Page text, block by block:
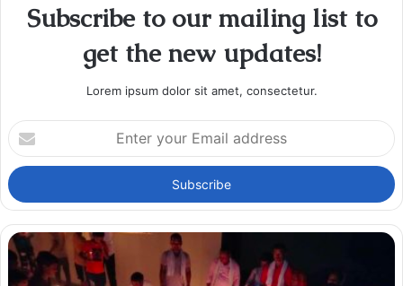
Subscribe to our mailing list to
get the new updates!
Lorem ipsum dolor sit amet, consectetur.
Enter
your
Email
address